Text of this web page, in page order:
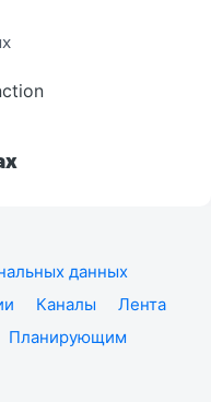
данных
Каналы
Лента
Планирующим